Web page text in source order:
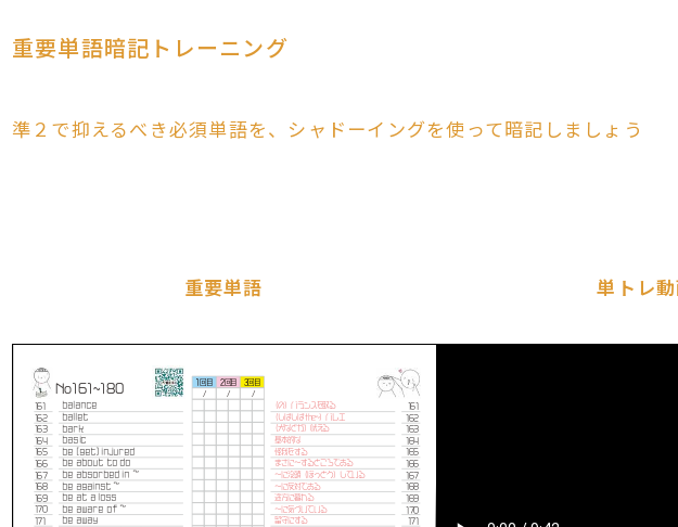
重要単語暗記トレーニング
準２で抑えるべき必須単語を、シャドーイングを使って暗記しましょう
重要単語 単トレ